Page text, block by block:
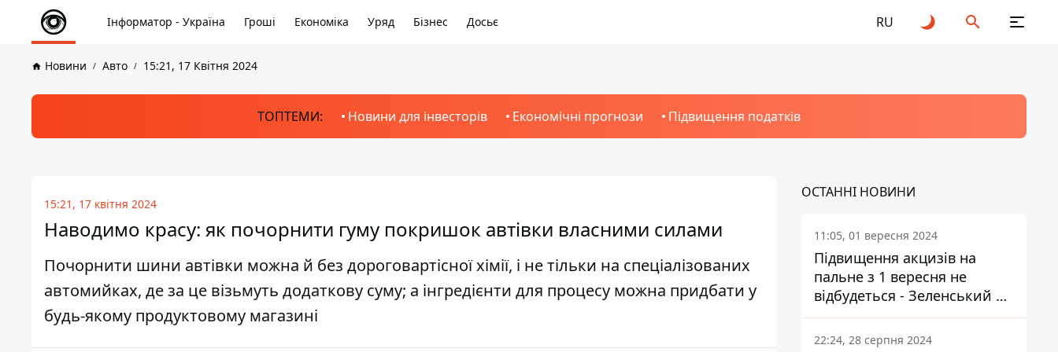
Інформатор - Україна Гроші Економіка Уряд Бізнес Досьє RU
Новини Авто 15:21, 17 Квітня 2024
ТОПТЕМИ: Новини для інвесторів Економічні прогнози Підвищення податків
15:21, 17 квітня 2024
Наводимо красу: як почорнити гуму покришок автівки власними силами
Почорнити шини автівки можна й без дороговартісної хімії, і не тільки на спеціалізованих
автомийках, де за це візьмуть додаткову суму; а інгредієнти для процесу можна придбати у
будь-якому продуктовому магазині
ОСТАННІ НОВИНИ
11:05, 01 вересня 2024
Підвищення акцизів на
пальне з 1 вересня не
відбудеться - Зеленський не
підписав закон
22:24, 28 серпня 2024